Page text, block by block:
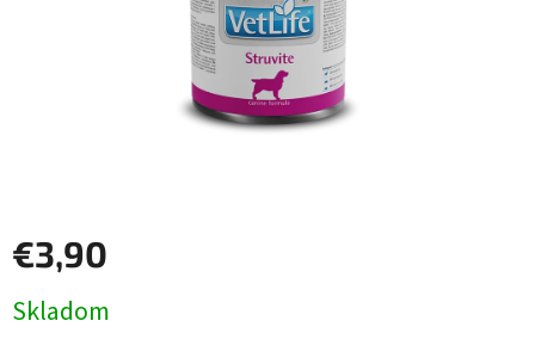
€3,90
cena:
Skladom